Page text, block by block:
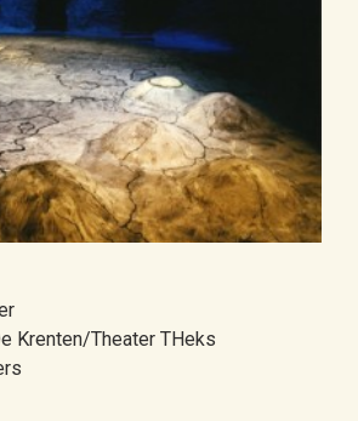
Krenten/Theater THeks